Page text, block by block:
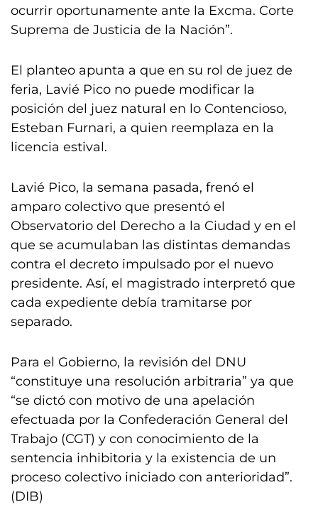
ocurrir oportunamente ante la Excma. Corte
Suprema de Justicia de la Nación”.
El planteo apunta a que en su rol de juez de
feria, Lavié Pico no puede modificar la
posición del juez natural en lo Contencioso,
Esteban Furnari, a quien reemplaza en la
licencia estival.
Lavié Pico, la semana pasada, frenó el
amparo colectivo que presentó el
Observatorio del Derecho a la Ciudad y en el
que se acumulaban las distintas demandas
contra el decreto impulsado por el nuevo
presidente. Así, el magistrado interpretó que
cada expediente debía tramitarse por
separado.
Para el Gobierno, la revisión del DNU
“constituye una resolución arbitraria” ya que
“se dictó con motivo de una apelación
efectuada por la Confederación General del
Trabajo (CGT) y con conocimiento de la
sentencia inhibitoria y la existencia de un
proceso colectivo iniciado con anterioridad”.
(DIB)